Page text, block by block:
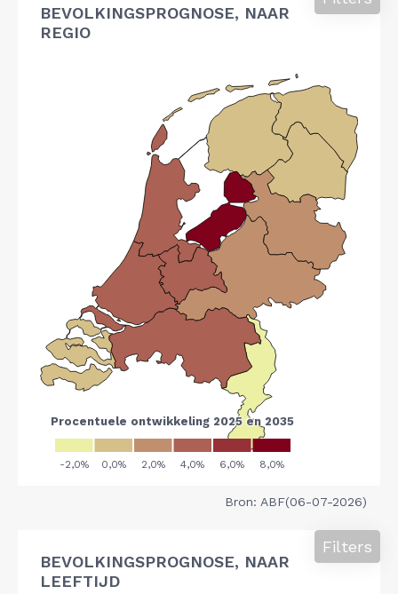
BEVOLKINGSPROGNOSE, NAAR
REGIO
Bron: ABF(06-07-2026)
BEVOLKINGSPROGNOSE, NAAR
LEEFTIJD
Filters